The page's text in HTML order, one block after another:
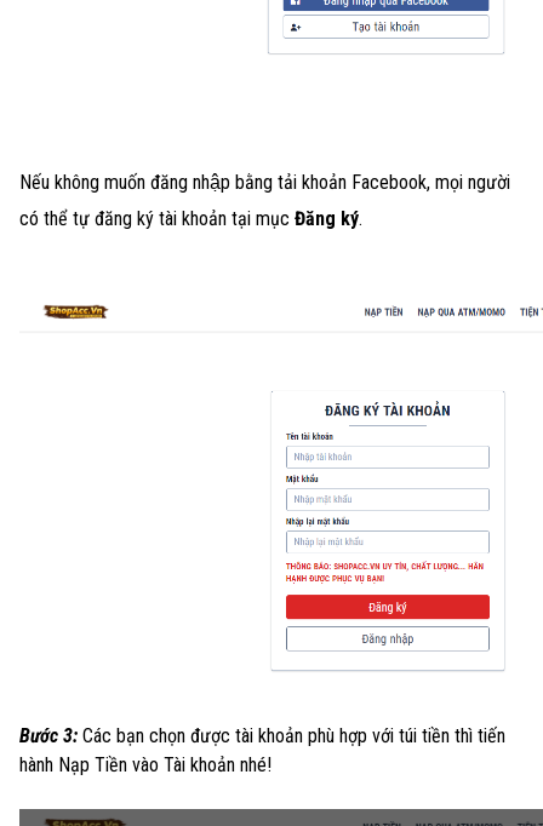
Nếu không muốn đăng nhập bằng tải khoản Facebook, mọi người
có thể tự đăng ký tài khoản tại mục Đăng ký.
Bước 3: Các bạn chọn được tài khoản phù hợp với túi tiền thì tiến
hành Nạp Tiền vào Tài khoản nhé!